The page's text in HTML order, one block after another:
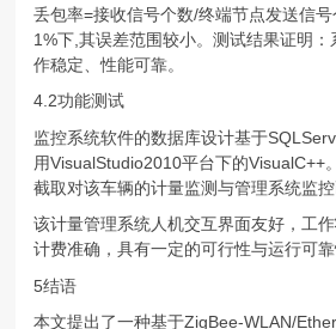
丢包率=接收信号个数/终端节点发送信
1%下,其误差范围较小。测试结果证明
作稳定、性能可靠。
4.2功能测试
监控系统软件的数据库设计基于
用VisualStudio2010平台下的VisualC++
截取对该车辆的计量监测与管理系统监控
该计量管理系统人机交互界面友好，工
计费准确，具有一定的可行性与运行可靠
5结语
本文提出了一种基于ZigBee-WLAN/